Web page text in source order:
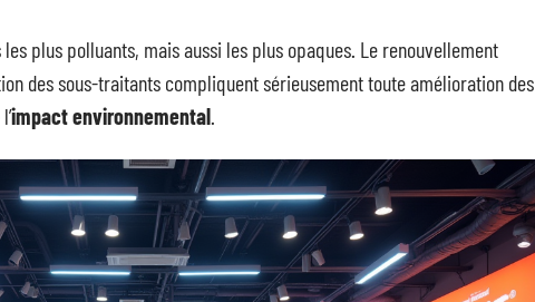
plus polluants, mais aussi les plus opaques. Le renouvellement
des sous-traitants compliquent sérieusement toute amélioration des
impact environnemental.